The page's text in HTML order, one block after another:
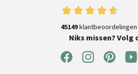
45149klantbeoordelingen
Niks missen? Volg